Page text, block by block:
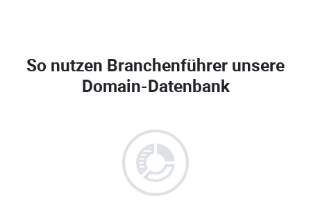
So nutzen Branchenführer unsere
Domain-Datenbank